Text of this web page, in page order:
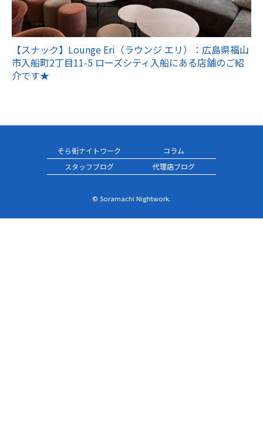
【スナック】Lounge Eri（ラウンジ エリ）：広島県福山
市入船町2丁目11-5 ローズシティ入船にある店舗のご紹
介です★
そら街ナイトワーク
コラム
スタッフブログ
代理店ブログ
© Soramachi Nightwork.